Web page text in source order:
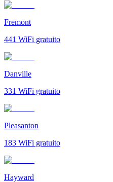
Fremont
441 WiFi gratuito
Danville
331 WiFi gratuito
Pleasanton
183 WiFi gratuito
Hayward